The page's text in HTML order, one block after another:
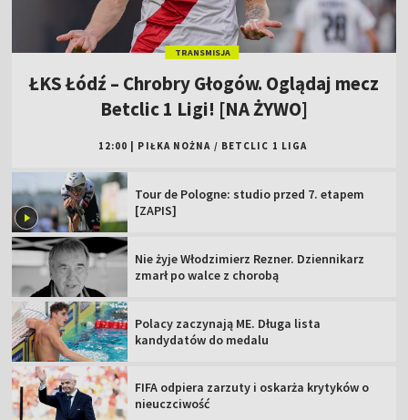
TRANSMISJA
ŁKS Łódź – Chrobry Głogów. Oglądaj mecz
Betclic 1 Ligi! [NA ŻYWO]
12:00 PIŁKA NOŻNA / BETCLIC 1 LIGA
Tour de Pologne: studio przed 7. etapem
[ZAPIS]
Nie żyje Włodzimierz Rezner. Dziennikarz
zmarł po walce z chorobą
Polacy zaczynają ME. Długa lista
kandydatów do medalu
FIFA odpiera zarzuty i oskarża krytyków o
nieuczciwość